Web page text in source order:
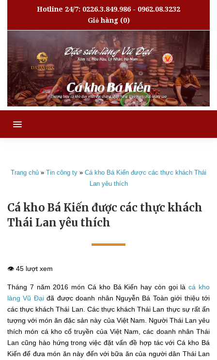
Hotline 24/7: 0226.3.849.986 - 0962.08.3232
Giỏ hàng(0)
MENU
Trang chủ » Tin công ty » Cá kho Bá Kiến được các thực khách Thái
Lan yêu thích
Cá kho Bá Kiến được các thực khách
Thái Lan yêu thích
👁️ 45 lượt xem
Tháng 7 năm 2016 món Cá kho Bá Kiến hay còn gọi làcá kho
làng Vũ Đạiđã được doanh nhân Nguyễn Bá Toàn giới thiệu tới
các thực khách Thái Lan. Các thực khách Thái Lan thực sự rất ấn
tượng với món ăn đặc sản này của Việt Nam. Người Thái Lan yêu
thích món cá kho cổ truyền của Việt Nam, các doanh nhân Thái
Lan cũng hào hứng trong việc đặt vấn đề hợp tác với Cá kho Bá
Kiến để đưa món ăn này đến với bữa ăn của người dân Thái Lan